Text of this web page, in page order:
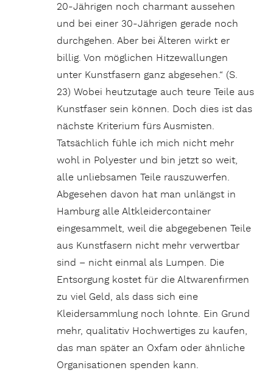
20-Jährigen noch charmant aussehen
und bei einer 30-Jährigen gerade noch
durchgehen. Aber bei Älteren wirkt er
billig. Von möglichen Hitzewallungen
unter Kunstfasern ganz abgesehen.“ (S.
23) Wobei heutzutage auch teure Teile aus
Kunstfaser sein können. Doch dies ist das
nächste Kriterium fürs Ausmisten.
Tatsächlich fühle ich mich nicht mehr
wohl in Polyester und bin jetzt so weit,
alle unliebsamen Teile rauszuwerfen.
Abgesehen davon hat man unlängst in
Hamburg alle Altkleidercontainer
eingesammelt, weil die abgegebenen Teile
aus Kunstfasern nicht mehr verwertbar
sind – nicht einmal als Lumpen. Die
Entsorgung kostet für die Altwarenfirmen
zu viel Geld, als dass sich eine
Kleidersammlung noch lohnte. Ein Grund
mehr, qualitativ Hochwertiges zu kaufen,
das man später an Oxfam oder ähnliche
Organisationen spenden kann.